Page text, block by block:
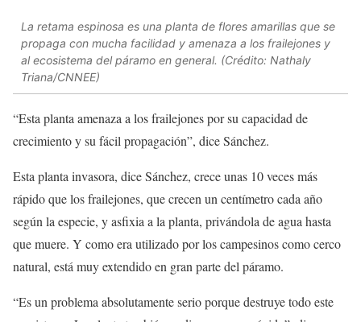
La retama espinosa es una planta de flores amarillas que se
propaga con mucha facilidad y amenaza a los frailejones y
al ecosistema del páramo en general. (Crédito: Nathaly
Triana/CNNEE)
“Esta planta amenaza a los frailejones por su capacidad de
crecimiento y su fácil propagación”, dice Sánchez.
Esta planta invasora, dice Sánchez, crece unas 10 veces más
rápido que los frailejones, que crecen un centímetro cada año
según la especie, y asfixia a la planta, privándola de agua hasta
que muere. Y como era utilizado por los campesinos como cerco
natural, está muy extendido en gran parte del páramo.
“Es un problema absolutamente serio porque destruye todo este